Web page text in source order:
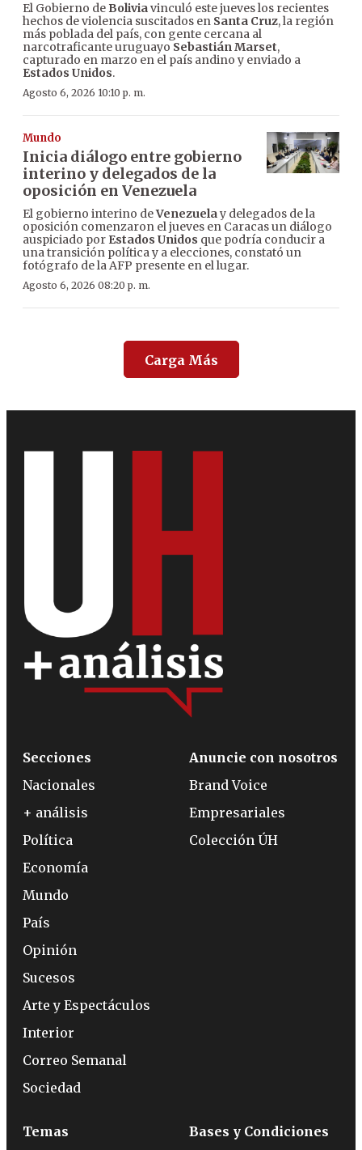
El Gobierno de Boliviavinculó este jueves los recientes
hechos de violencia suscitados en Santa Cruz, la región
más poblada del país, con gente cercana al
narcotraficante uruguayo Sebastián Marset,
capturado en marzo en el país andino y enviado a
Estados Unidos.
Agosto 6, 2026 10:10 p. m.
Mundo
Inicia diálogo entre gobierno
interino y delegados de la
oposición en Venezuela
El gobierno interino deVenezuelay delegados de la
oposición comenzaron el jueves en Caracas un diálogo
auspiciado por Estados Unidos que podría conducir a
una transición política y a elecciones, constató un
fotógrafo de la AFP presente en el lugar.
Agosto 6, 2026 08:20 p. m.
Carga Más
Secciones
Nacionales
+ análisis
Política
Economía
Mundo
País
Opinión
Sucesos
Arte y Espectáculos
Interior
Correo Semanal
Sociedad
Anuncie con nosotros
Brand Voice
Empresariales
Colección ÚH
Temas Bases y Condiciones